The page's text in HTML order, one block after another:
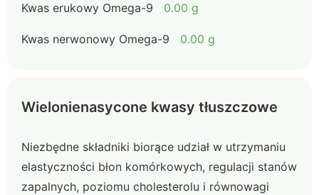
Kwas erukowy Omega-9 0.00 g
Kwas nerwonowy Omega-9 0.00 g
Wielonienasycone kwasy tłuszczowe
Niezbędne składniki biorące udział w utrzymaniu
elastyczności błon komórkowych, regulacji stanów
zapalnych, poziomu cholesterolu i równowagi